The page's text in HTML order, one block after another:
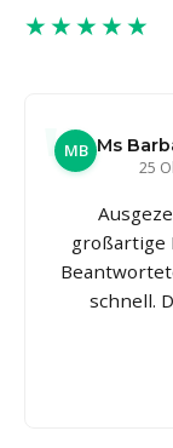
★★★★★
MB Ms
25
großartige
schnell.